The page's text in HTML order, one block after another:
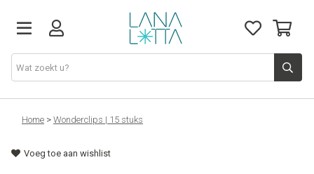
Stoffen
Fournituren
Home > Wonderclips | 15 stuks
Voeg toe aan wishlist